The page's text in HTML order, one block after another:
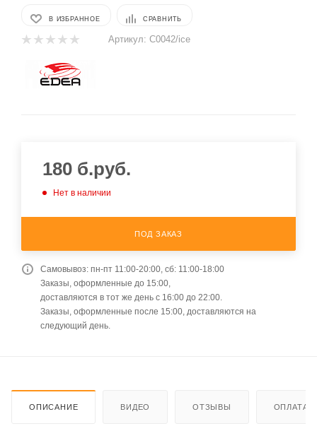
В ИЗБРАННОЕ СРАВНИТЬ
Артикул: C0042/ice
180 б.руб.
Нет в наличии
ПОД ЗАКАЗ
Самовывоз: пн-пт 11:00-20:00, сб: 11:00-18:00
Заказы, оформленные до 15:00,
доставляются в тот же день с 16:00 до 22:00.
Заказы, оформленные после 15:00, доставляются на
следующий день.
ОПИСАНИЕ ВИДЕО ОТЗЫВЫ ОПЛАТА